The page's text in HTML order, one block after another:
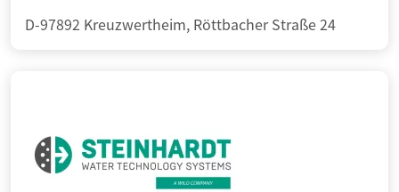
D-97892 Kreuzwertheim, Röttbacher Straße 24